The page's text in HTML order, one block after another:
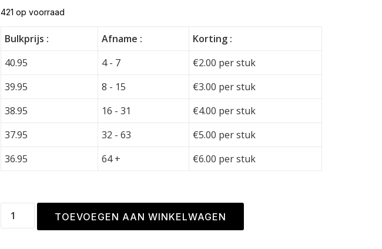
421 op voorraad
Bulkprijs : Afname :
Korting :
40.95
4 - 7 €2.00 per stuk
39.95
8 - 15 €3.00 per stuk
38.95
16 - 31 €4.00 per stuk
37.95
32 - 63 €5.00 per stuk
36.95
64 + €6.00 per stuk
TOEVOEGEN AAN WINKELWAGEN